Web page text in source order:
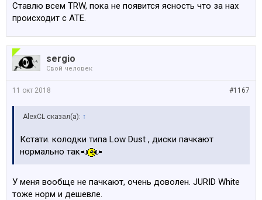
Ставлю всем TRW, пока не появится ясность что за нах
происходит с ATE.
sergio
Свой человек
#1167
11 окт 2018
AlexCL сказал(а): ↑
Кстати. колодки типа Low Dust , диски пачкают
нормально так
У меня вообще не пачкают, очень доволен. JURID White
тоже норм и дешевле.